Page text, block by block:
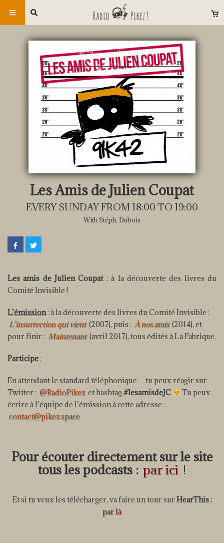
Les Amis de Julien Coupat
EVERY SUNDAY FROM 18:00 TO 19:00
With Stéph, Dubois
Les amis de Julien Coupat: à la découverte des livres du
Comité Invisible !
L’émission: à la découverte des livres du Comité Invisible :
L’insurrection qui vient (2007), puis : À nos amis (2014), et
pour finir : Maintenant (avril 2017), tous édités à La Fabrique.
Participe:
En attendant le standard téléphonique… tu peux réagir sur
Twitter : @RadioPikez et hashtag #lesamisdeJC
Tu peux
écrire à l’équipe de l’émission à cette adresse :
contact@pikez.space
Pour écouter directement sur le site
tous les podcasts : par ici !
Et si tu veux les télécharger, va faire un tour sur HearThis :
par là